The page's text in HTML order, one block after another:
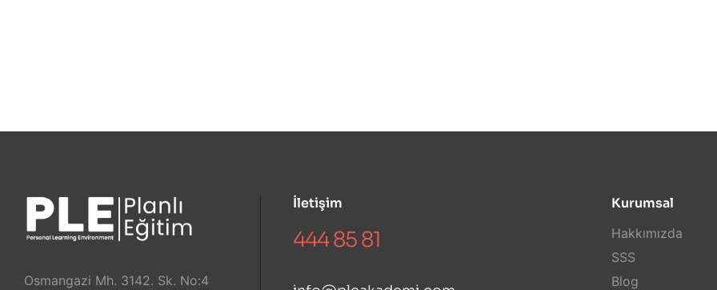
Osmangazi Mh. 3142. Sk. No:4
İletişim
444 85 81
Kurumsal
Hakkımızda
SSS
Blog